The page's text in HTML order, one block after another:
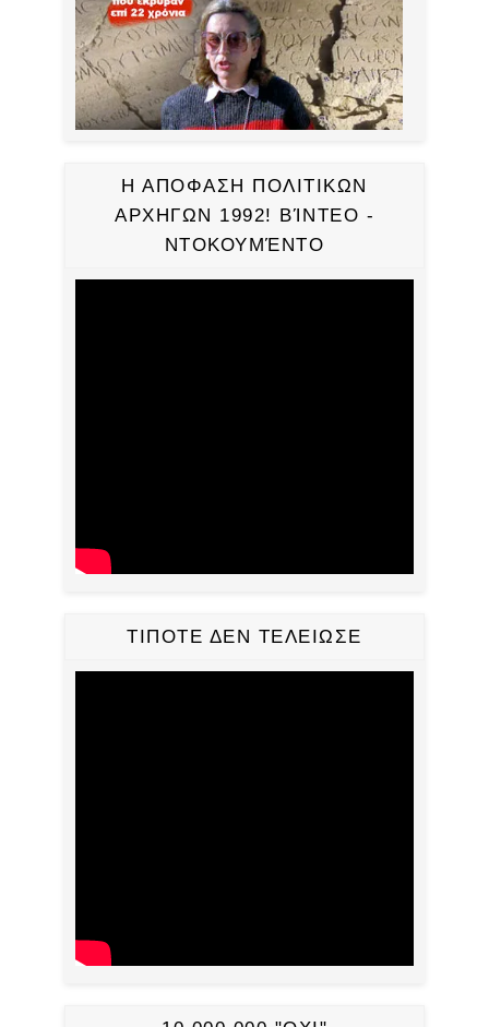
Η ΑΠΟΦΑΣΗ ΠΟΛΙΤΙΚΩΝ
ΑΡΧΗΓΩΝ 1992! ΒΊΝΤΕΟ -
ΝΤΟΚΟΥΜΈΝΤΟ
ΤΙΠΟΤΕ ΔΕΝ ΤΕΛΕΙΩΣΕ